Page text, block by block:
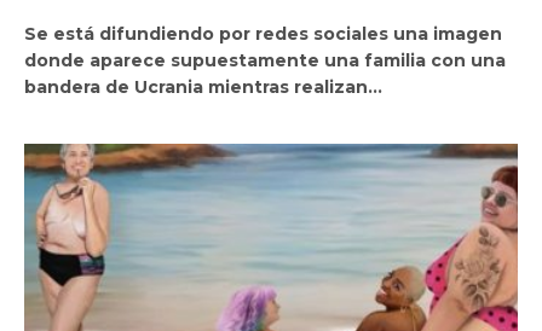
Se está difundiendo por redes sociales una imagen
donde aparece supuestamente una familia con una
bandera de Ucrania mientras realizan…